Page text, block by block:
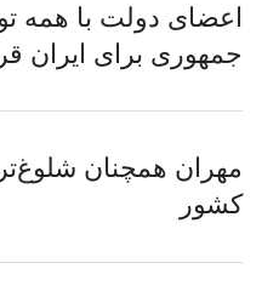
اعضای دولت با همه
جمهوری برای ایران
مهران همچنان
کشور